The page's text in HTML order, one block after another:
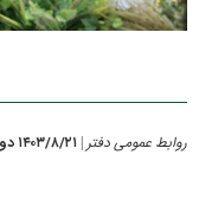
روابط عمومی دفتر | ۱۴۰۳/۸/۲۱ دوشنبه